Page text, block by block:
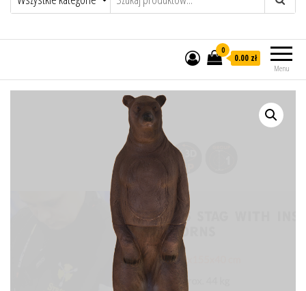
Menu
0
0.00 zł